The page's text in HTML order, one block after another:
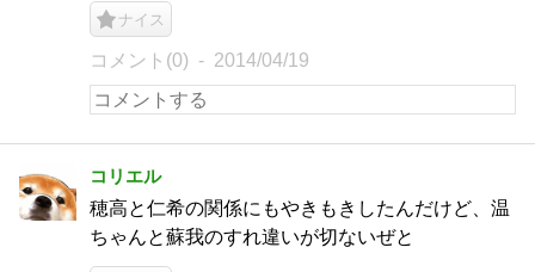
ナイス
コメント(0) 2014/04/19
コリエル
穂高と仁希の関係にもやきもきしたんだけど、温
ちゃんと蘇我のすれ違いが切ないぜと